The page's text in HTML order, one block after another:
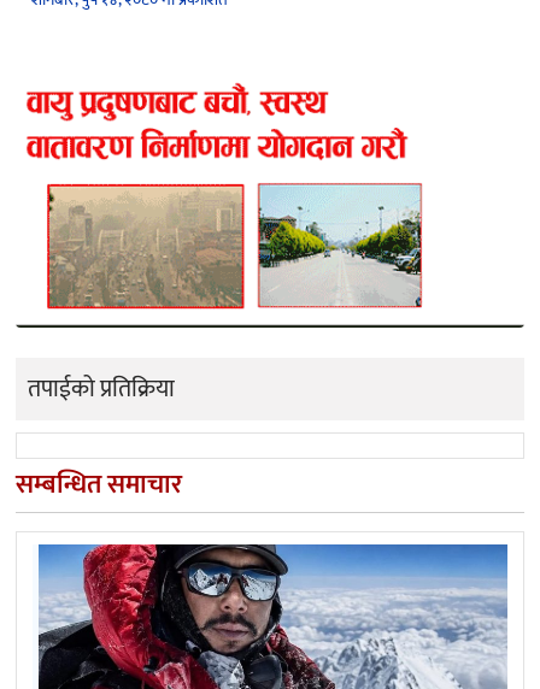
तपाईको प्रतिक्रिया
सम्बन्धित समाचार